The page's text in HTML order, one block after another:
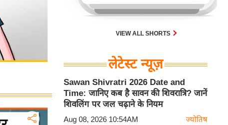
VIEW ALL SHORTS
लेटेस्ट न्यूज़
Sawan Shivratri 2026 Date and
Time: जानिए कब है सावन की शिवरात्रि? जानें
शिवलिंग पर जल चढ़ाने के नियम
Aug 08, 2026 10:54AM ज्योतिष